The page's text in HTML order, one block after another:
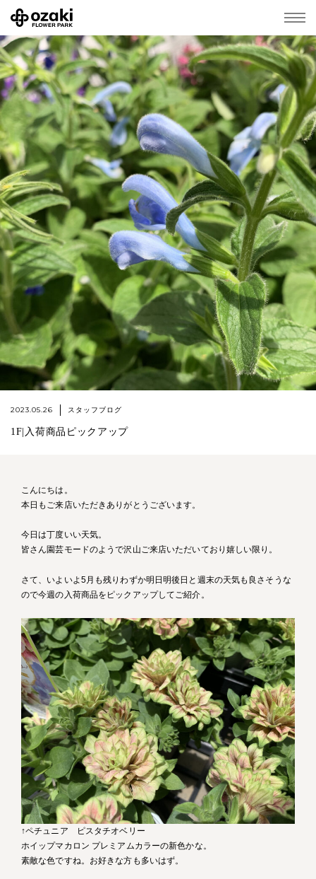
2023.05.26 スタッフブログ
1F|入荷商品ピックアップ
こんにちは。
本日もご来店いただきありがとうございます。
今日は丁度いい天気。
皆さん園芸モードのようで沢山ご来店いただいており嬉しい限り。
さて、いよいよ5月も残りわずか明日明後日と週末の天気も良さそうな
ので今週の入荷商品をピックアップしてご紹介。
↑ペチュニア ピスタチオベリー
ホイップマカロン プレミアムカラーの新色かな。
素敵な色ですね。お好きな方も多いはず。